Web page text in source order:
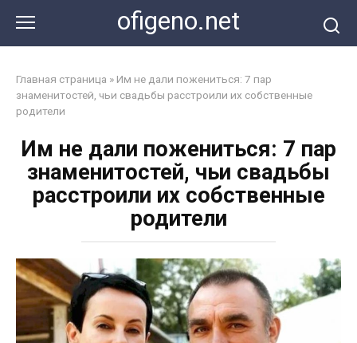
контенту
ofigeno.net
Главная страница » Им не дали пожениться: 7 пар
знаменитостей, чьи свадьбы расстроили их собственные
родители
Им не дали пожениться: 7 пар
знаменитостей, чьи свадьбы
расстроили их собственные
родители